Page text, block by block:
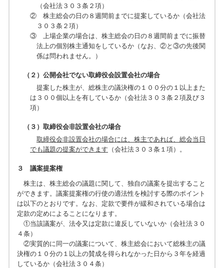
（会社法３０３条２項）
② 株主総会の日の８週間前までに提案しているか（会社法
３０３条２項）
③ 上場企業の場合は、株主総会の日の８週間前までに振替
法上の個別株主通知をしているか（なお、②と③の先後関
係は問われません。）
（２）公開会社でない取締役会設置会社の場合
提案した株主が、総株主の議決権の１００分の１以上また
は３００個以上を有しているか（会社法３０３条２項及び３
項）
（３）取締役会非設置会社の場合
取締役会非設置会社の場合には、株主であれば、総会当日
でも議題の提案ができます （会社法３０３条１項）。
３ 議案提案権
株主は、株主総会の議題に関して、独自の議案を提出すること
ができます。議案提案権の行使の適法性を検討する際のポイント
は以下のとおりです。なお、定款で要件が緩和されている場合は
定款の定めによることになります。
①当該議案が、法令又は定款に違反していないか（会社法３０
４条）
②実質的に同一の議案について、株主総会において総株主の議
決権の１０分の１以上の賛成を得られなかった日から３年を経過
しているか（会社法３０４条）